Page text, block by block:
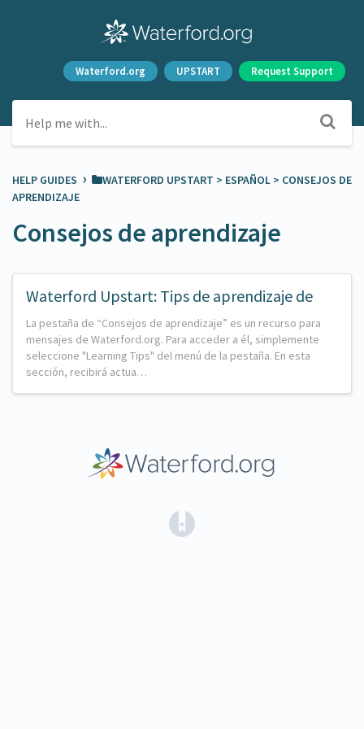
Waterford.org UPSTART Request Support
HELP GUIDES › ​WATERFORD UPSTART ​ > ​ ​ESPAÑOL ​ > ​ ​CONSEJOS DE
APRENDIZAJE
Consejos de aprendizaje
Waterford Upstart: Tips de aprendizaje de
La pestaña de “Consejos de aprendizaje” es un recurso para
mensajes de Waterford.org. Para acceder a él, simplemente
seleccione "Learning Tips" del menú de la pestaña. En esta
sección, recibirá actua…